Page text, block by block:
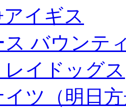
イギス
ス バウンテ
イドッグス
イツ（明日